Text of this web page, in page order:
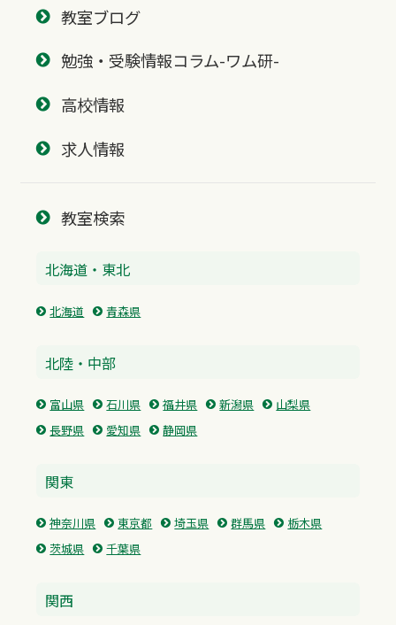
教室ブログ
勉強・受験情報コラム-ワム研-
高校情報
求人情報
教室検索
北海道・東北
北海道 青森県
北陸・中部
富山県 石川県 福井県 新潟県
山梨県
長野県
愛知県 静岡県
関東
神奈川県 東京都 埼玉県 群馬県
栃木県
茨城県
千葉県
関西